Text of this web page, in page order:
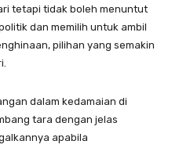
tetapi tidak boleh menuntut
dan memilih untuk ambil
pilihan yang semakin
dalam kedamaian di
tara dengan jelas
apabila